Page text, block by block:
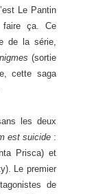
Le Pantin
faire ça. Ce
de la série,
(sortie
cette saga
les deux
est suicide :
Prisca) et
Le premier
de